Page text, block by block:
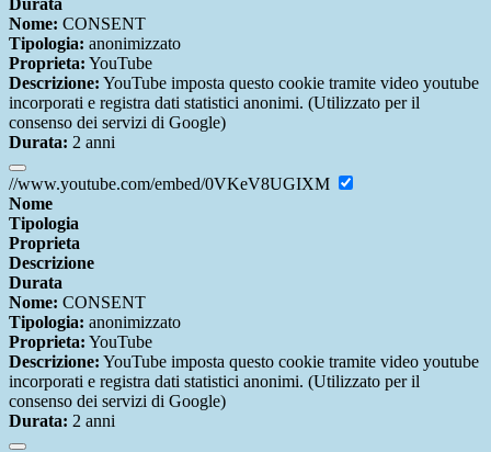
Durata
Nome: CONSENT
Tipologia: anonimizzato
Proprieta: YouTube
Descrizione: YouTube imposta questo cookie tramite video youtube
incorporati e registra dati statistici anonimi. (Utilizzato per il
consenso dei servizi di Google)
Durata: 2 anni
//www.youtube.com/embed/0VKeV8UGIXM
Nome
Tipologia
Proprieta
Descrizione
Durata
Nome: CONSENT
Tipologia: anonimizzato
Proprieta: YouTube
Descrizione: YouTube imposta questo cookie tramite video youtube
incorporati e registra dati statistici anonimi. (Utilizzato per il
consenso dei servizi di Google)
Durata: 2 anni